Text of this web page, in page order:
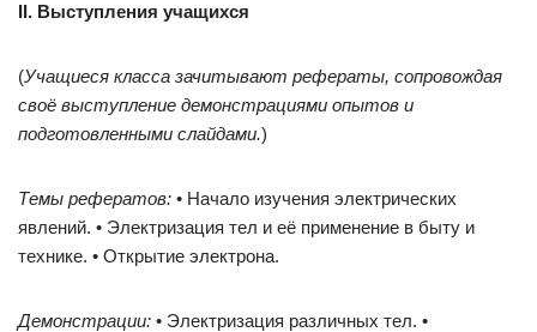
II. Выступления учащихся
(Учащиеся класса зачитывают рефераты, сопровождая
своё выступление демонстрациями опытов и
подготовленными слайдами.)
Темы рефератов: • Начало изучения электрических
явлений. • Электризация тел и её применение в быту и
технике. • Открытие электрона.
Демонстрации: • Электризация различных тел. •